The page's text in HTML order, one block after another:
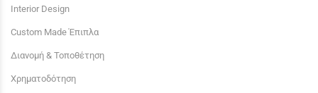
Interior Design
Custom Made Έπιπλα
Διανομή & Τοποθέτηση
Χρηματοδότηση